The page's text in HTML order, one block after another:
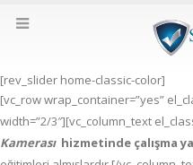
[rev_slider home-classic-color]
[vc_row wrap_container=”yes”
width=”2/3″][vc_column_text
Kamerasıhizmetinde çalışma